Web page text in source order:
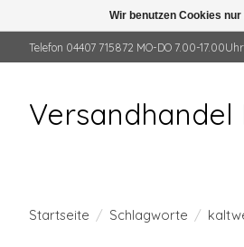
Telefon 04407 715872 MO-DO 7.00-
Versandhandel
Startseite / Schlagworte /
Wir benutzen Cookies